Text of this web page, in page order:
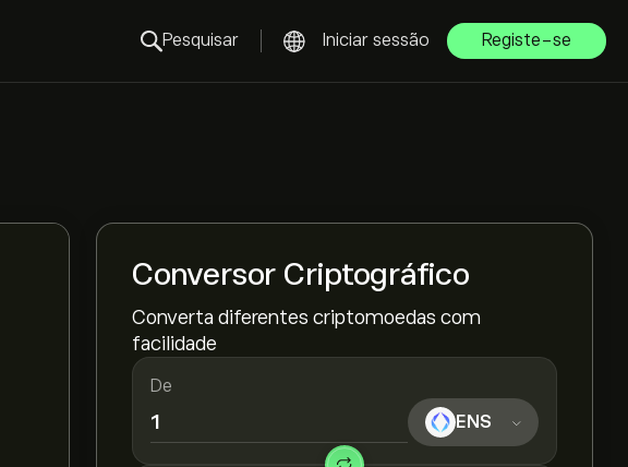
Pesquisar Iniciar sessão Registe-se
Conversor Criptográfico
Converta diferentes criptomoedas com
facilidade
De
ENS